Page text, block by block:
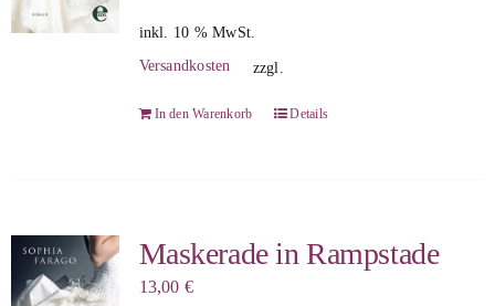
inkl. 10 % MwSt.
zzgl.
Versandkosten
In den Warenkorb Details
Maskerade in Rampstade
13,00 €